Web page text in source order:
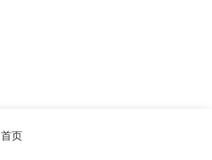
首页